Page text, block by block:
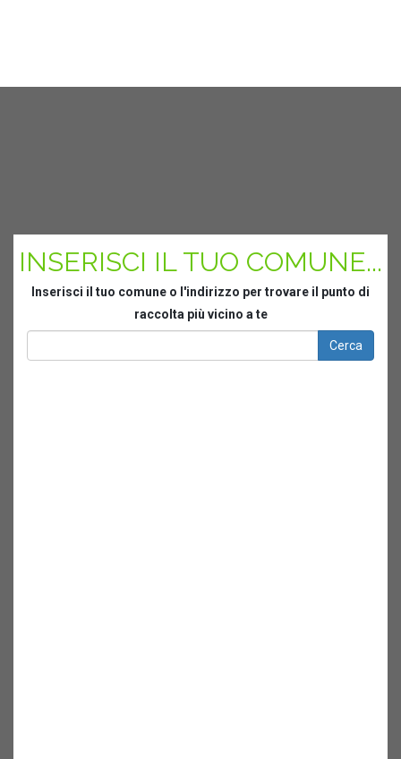
INSERISCI IL TUO COMUNE...
Inserisci il tuo comune o l'indirizzo per trovare il punto di
raccolta più vicino a te